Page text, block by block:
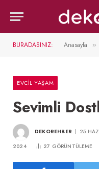
BURADASINIZ: Anasayfa »
EVCIL YAŞAM
Sevimli
DEKOREHBER 25
2024
27 GÖRÜNTÜLEME